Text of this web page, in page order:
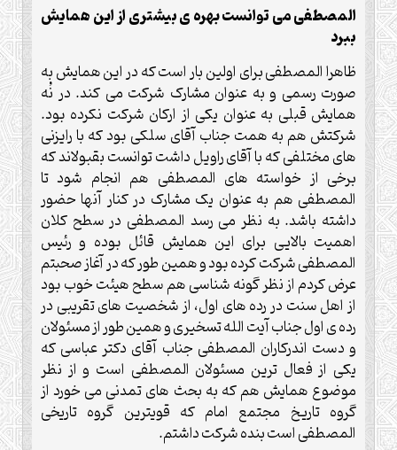
المصطفی می توانست بهره ی بیشتری از این همایش
ببرد
ظاهرا المصطفی برای اولین بار است که در این همایش به
صورت رسمی و به عنوان مشارک شرکت می کند. در نُه
همایش قبلی به عنوان یکی از ارکان شرکت نکرده بود.
شرکتش هم به همت جناب آقای سلکی بود که با رایزنی
های مختلفی که با آقای راویل داشت توانست بقبولاند که
برخی از خواسته های المصطفی هم انجام شود تا
المصطفی هم به عنوان یک مشارک در کنار آنها حضور
داشته باشد. به نظر می رسد المصطفی در سطح کلان
اهمیت بالایی برای این همایش قائل بوده و رئیس
المصطفی شرکت کرده بود و همین طور که در آغاز صحبتم
عرض کردم از نظر گونه شناسی هم سطح هیئت خوب بود
از اهل سنت در رده های اول، از شخصیت های تقریبی در
رده ی اول جناب آیت الله تسخیری و همین طور از مسئولان
و دست اندرکاران المصطفی جناب آقای دکتر عباسی که
یکی از فعال ترین مسئولان المصطفی است و از نظر
موضوع همایش هم که به بحث های تمدنی می خورد از
گروه تاریخ مجتمع امام که قویترین گروه تاریخی
المصطفی است بنده شرکت داشتم.